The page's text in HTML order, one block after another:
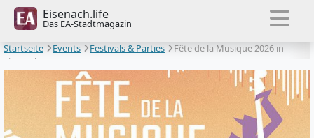
Eisenach.life
Das EA-Stadtmagazin
Startseite
Events Festivals & Parties
Fête de la Musique 2026 in
Eisenach